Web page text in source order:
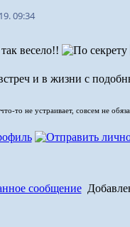
09:34
весело!!
и в жизни с
то не устраивает, совсем не